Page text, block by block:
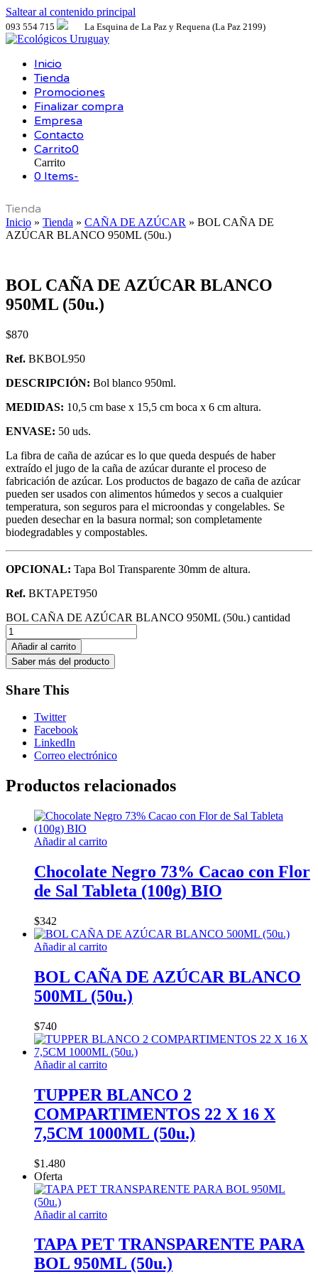
Saltear al contenido principal
093 554 715 La Esquina de La Paz y Requena (La Paz 2199)
Inicio
Tienda
Promociones
Finalizar compra
Empresa
Contacto
Carrito0
Carrito
0 Items-
Tienda
Inicio » Tienda » CAÑA DE AZÚCAR » BOL CAÑA DE
AZÚCAR BLANCO 950ML (50u.)
BOL CAÑA DE AZÚCAR BLANCO
950ML (50u.)
$870
Ref. BKBOL950
DESCRIPCIÓN: Bol blanco 950ml.
MEDIDAS: 10,5 cm base x 15,5 cm boca x 6 cm altura.
ENVASE: 50 uds.
La fibra de caña de azúcar es lo que queda después de haber
extraído el jugo de la caña de azúcar durante el proceso de
fabricación de azúcar. Los productos de bagazo de caña de azúcar
pueden ser usados con alimentos húmedos y secos a cualquier
temperatura, son seguros para el microondas y congelables. Se
pueden desechar en la basura normal; son completamente
biodegradables y compostables.
OPCIONAL: Tapa Bol Transparente 30mm de altura.
Ref. BKTAPET950
BOL CAÑA DE AZÚCAR BLANCO 950ML (50u.) cantidad
Añadir al carrito
Share This
Twitter
Facebook
LinkedIn
Correo electrónico
Productos relacionados
Añadir al carrito
Chocolate Negro 73% Cacao con Flor
de Sal Tableta (100g) BIO
$342
Añadir al carrito
BOL CAÑA DE AZÚCAR BLANCO
500ML (50u.)
$740
Añadir al carrito
TUPPER BLANCO 2
COMPARTIMENTOS 22 X 16 X
7,5CM 1000ML (50u.)
$1.480
Oferta
Añadir al carrito
TAPA PET TRANSPARENTE PARA
BOL 950ML (50u.)